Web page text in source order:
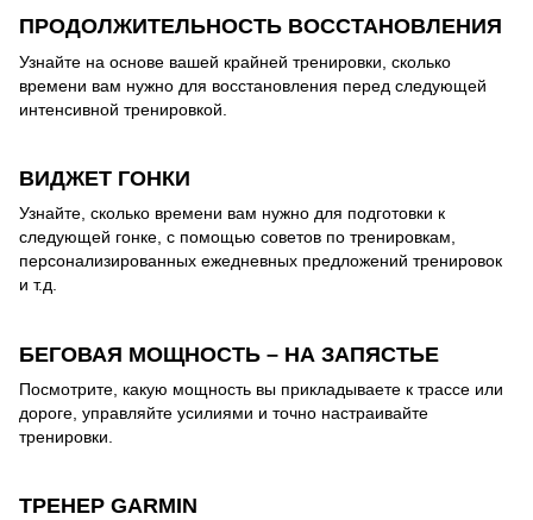
ПРОДОЛЖИТЕЛЬНОСТЬ ВОССТАНОВЛЕНИЯ
Узнайте на основе вашей крайней тренировки, сколько
времени вам нужно для восстановления перед следующей
интенсивной тренировкой.
ВИДЖЕТ ГОНКИ
Узнайте, сколько времени вам нужно для подготовки к
следующей гонке, с помощью советов по тренировкам,
персонализированных ежедневных предложений тренировок
и т.д.
БЕГОВАЯ МОЩНОСТЬ – НА ЗАПЯСТЬЕ
Посмотрите, какую мощность вы прикладываете к трассе или
дороге, управляйте усилиями и точно настраивайте
тренировки.
ТРЕНЕР GARMIN